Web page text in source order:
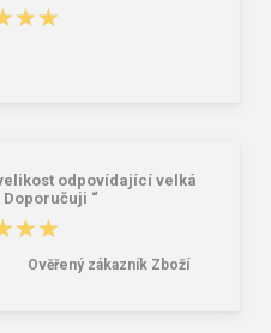
odpovídající velká
“
Ověřený zákazník Zboží